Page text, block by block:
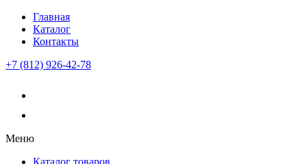
Главная
Каталог
Контакты
+7 (812) 926-42-78
Меню
Каталог товаров